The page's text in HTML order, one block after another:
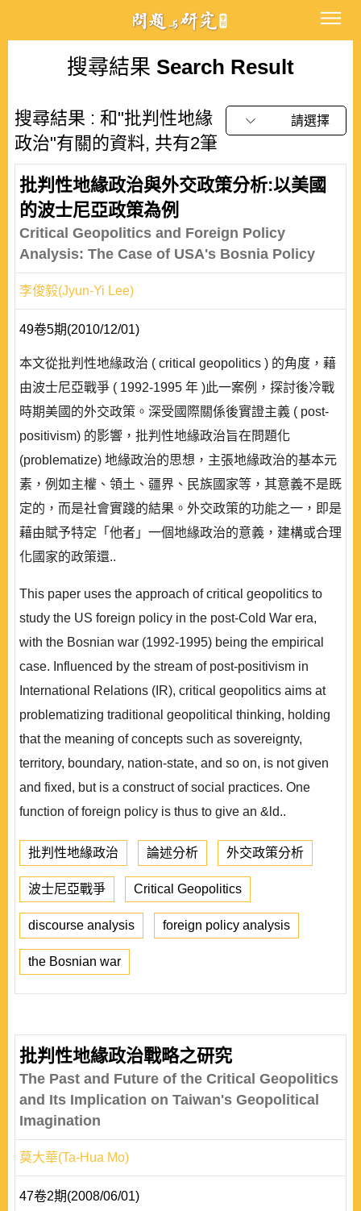
搜尋結果 Search Result
搜尋結果 : 和"批判性地緣
政治"有關的資料, 共有2筆
請選擇
批判性地緣政治與外交政策分析:以美國
的波士尼亞政策為例
Critical Geopolitics and Foreign Policy
Analysis: The Case of USA's Bosnia Policy
李俊毅(Jyun-Yi Lee)
49卷5期(2010/12/01)
本文從批判性地緣政治 ( critical geopolitics ) 的角度，藉
由波士尼亞戰爭 ( 1992-1995 年 )此一案例，探討後冷戰
時期美國的外交政策。深受國際關係後實證主義 ( post-
positivism) 的影響，批判性地緣政治旨在問題化
(problematize) 地緣政治的思想，主張地緣政治的基本元
素，例如主權、領土、疆界、民族國家等，其意義不是既
定的，而是社會實踐的結果。外交政策的功能之一，即是
藉由賦予特定「他者」一個地緣政治的意義，建構或合理
化國家的政策還..
This paper uses the approach of critical geopolitics to
study the US foreign policy in the post-Cold War era,
with the Bosnian war (1992-1995) being the empirical
case. Influenced by the stream of post-positivism in
International Relations (IR), critical geopolitics aims at
problematizing traditional geopolitical thinking, holding
that the meaning of concepts such as sovereignty,
territory, boundary, nation-state, and so on, is not given
and fixed, but is a construct of social practices. One
function of foreign policy is thus to give an &ld..
批判性地緣政治 論述分析 外交政策分析
波士尼亞戰爭 Critical Geopolitics
discourse analysis foreign policy analysis
the Bosnian war
批判性地緣政治戰略之研究
The Past and Future of the Critical Geopolitics
and Its Implication on Taiwan's Geopolitical
Imagination
莫大華(Ta-Hua Mo)
47卷2期(2008/06/01)